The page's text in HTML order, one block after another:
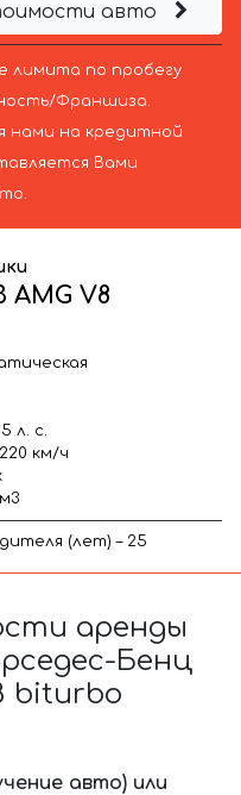
авто
лимита по пробегу
Франшиза.
нами на кредитной
Вами
V8
л. с.
км/ч
(лет) – 25
аренды
Бенц
biturbo
авто) или